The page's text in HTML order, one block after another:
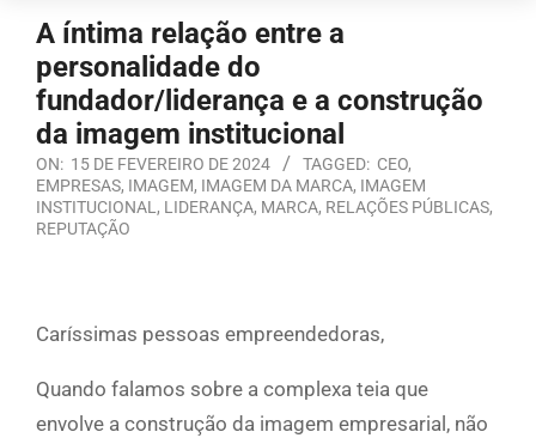
A íntima relação entre a
personalidade do
fundador/liderança e a construção
da imagem institucional
ON: 15 DE FEVEREIRO DE 2024 TAGGED: CEO,
EMPRESAS, IMAGEM, IMAGEM DA MARCA, IMAGEM
INSTITUCIONAL , LIDERANÇA, MARCA, RELAÇÕES PÚBLICAS,
REPUTAÇÃO
Caríssimas pessoas empreendedoras,
Quando falamos sobre a complexa teia que
envolve a construção da imagem empresarial, não